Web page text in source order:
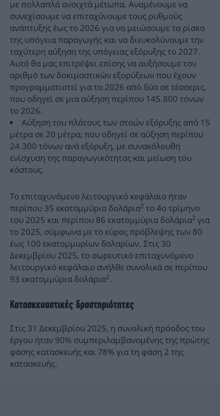
με πολλαπλά ανοιχτά μέτωπα. Αναμένουμε να
συνεχίσουμε να επιταχύνουμε τους ρυθμούς
ανάπτυξης έως το 2026 για να μειώσουμε τα ρίσκα
της υπόγεια παραγωγής και να διευκολύνουμε την
ταχύτερη αύξηση της υπόγειας εξόρυξης το 2027.
Αυτό θα μας επιτρέψει επίσης να αυξήσουμε τον
αριθμό των δοκιμαστικών εξορύξεων που έχουν
προγραμματιστεί για το 2026 από δύο σε τέσσερις,
που οδηγεί σε μια αύξηση περίπου 145.800 τόνων
το 2026.
Αύξηση του πλάτους των στοών εξόρυξης από 15
μέτρα σε 20 μέτρα, που οδηγεί σε αύξηση περίπου
24.300 τόνων ανά εξόρυξη, με συνακόλουθη
ενίσχυση της παραγωγικότητας και μείωση του
κόστους.
Το επιταχυνόμενο λειτουργικό κεφάλαιο ήταν
περίπου 35 εκατομμύρια δολάρια2 το 4ο τρίμηνο
του 2025 και περίπου 86 εκατομμύρια δολάρια2 για
το 2025, σύμφωνα με το εύρος πρόβλεψης των 80
έως 100 εκατομμυρίων δολαρίων. Στις 30
Δεκεμβρίου 2025, το σωρευτικό επιταχυνόμενο
λειτουργικό κεφάλαιο ανήλθε συνολικά σε περίπου
93 εκατομμύρια δολάρια2.
Κατασκευαστικές δραστηριότητες
Στις 31 Δεκεμβρίου 2025, η συνολική πρόοδος του
έργου ήταν 90% συμπεριλαμβανομένης της πρώτης
φάσης κατασκευής και 78% για τη φάση 2 της
κατασκευής.